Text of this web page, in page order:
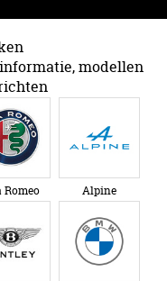
modellen
Romeo Alpine